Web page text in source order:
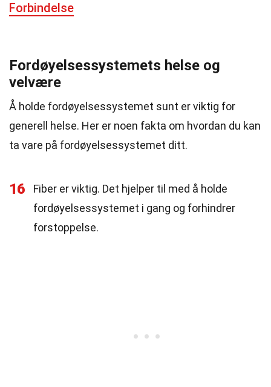
Forbindelse
Fordøyelsessystemets helse og
velvære
Å holde fordøyelsessystemet sunt er viktig for
generell helse. Her er noen fakta om hvordan du kan
ta vare på fordøyelsessystemet ditt.
16
Fiber er viktig. Det hjelper til med å holde
fordøyelsessystemet i gang og forhindrer
forstoppelse.